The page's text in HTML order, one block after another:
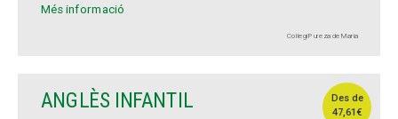
Més informació
Col·legi Pureza de María
Des de
47,61€
ANGLÈS INFANTIL